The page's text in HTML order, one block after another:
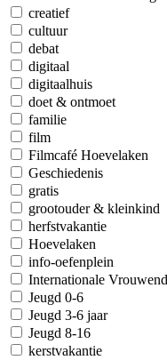
creatief
cultuur
debat
digitaal
digitaalhuis
doet & ontmoet
familie
film
Filmcafé Hoevelaken
Geschiedenis
gratis
grootouder & kleinkind
herfstvakantie
Hoevelaken
info-oefenplein
Internationale
Jeugd 0-6
Jeugd 3-6 jaar
Jeugd 8-16
kerstvakantie